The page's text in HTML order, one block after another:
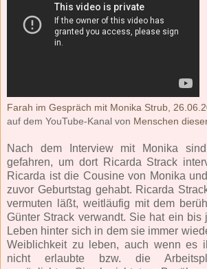
Farah im Gespräch mit Monika Strub,
auf dem YouTube-Kanal von Menschen
Nach dem Interview mit Monika
gefahren, um dort Ricarda Strack
Ricarda ist die Cousine von Monika
zuvor Geburtstag gehabt. Ricarda
vermuten läßt, weitläufig mit dem
Günter Strack verwandt. Sie hat ein bis
Leben hinter sich in dem sie immer
Weiblichkeit zu leben, auch wenn es
nicht erlaubte bzw. die